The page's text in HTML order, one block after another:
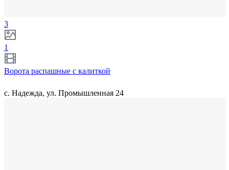
3
1
Ворота распашные с калиткой
с. Надежда, ул. Промышленная 24